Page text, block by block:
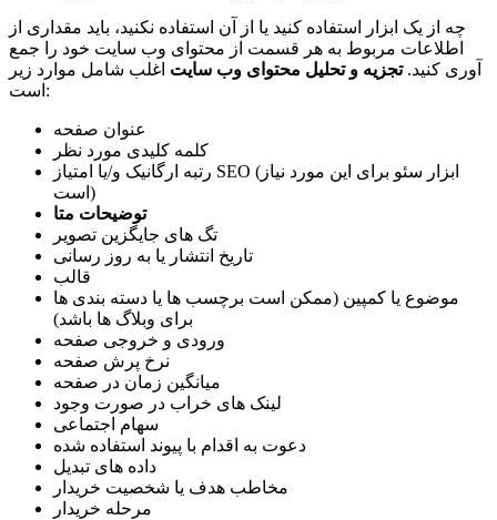
چه از یک ابزار استفاده کنید یا از آن استفاده نکنید، باید مقداری از
اطلاعات مربوط به هر قسمت از محتوای وب سایت خود را جمع
آوری کنید.تجزیه و تحلیل محتوای وب سایت اغلب شامل موارد زیر
است:
عنوان صفحه
کلمه کلیدی مورد نظر
رتبه ارگانیک و/یا امتیاز SEO (ابزار سئو برای این مورد نیاز
است)
توضیحات متا
تگ های جایگزین تصویر
تاریخ انتشار یا به روز رسانی
قالب
موضوع یا کمپین (ممکن است برچسب ها یا دسته بندی ها
برای وبلاگ ها باشد)
ورودی و خروجی صفحه
نرخ پرش صفحه
میانگین زمان در صفحه
لینک های خراب در صورت وجود
سهام اجتماعی
دعوت به اقدام با پیوند استفاده شده
داده های تبدیل
مخاطب هدف یا شخصیت خریدار
مرحله خریدار